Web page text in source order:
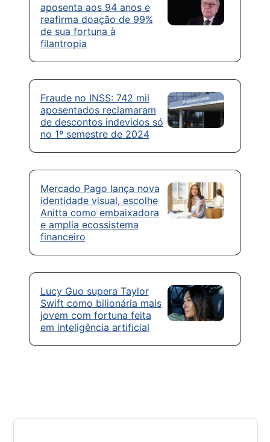
aposenta aos 94 anos e
reafirma doação de 99%
de sua fortuna à
filantropia
Fraude no INSS: 742 mil
aposentados reclamaram
de descontos indevidos só
no 1º semestre de 2024
Mercado Pago lança nova
identidade visual, escolhe
Anitta como embaixadora
e amplia ecossistema
financeiro
Lucy Guo supera Taylor
Swift como bilionária mais
jovem com fortuna feita
em inteligência artificial